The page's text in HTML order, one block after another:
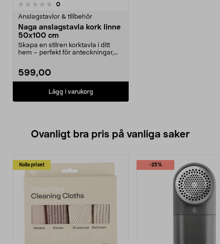
0recensioner
Anslagstavlor & tillbehör
Naga anslagstavla kork linne
50x100 cm
Skapa en stilren korktavla i ditt
hem – perfekt för anteckningar,
599,00
Lägg i varukorg
Ovanligt bra pris på vanliga saker
Kolla priset -25%